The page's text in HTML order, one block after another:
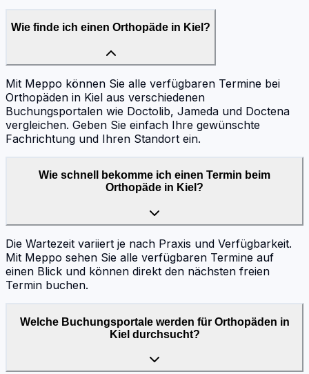
Wie finde ich einen Orthopäde in Kiel?
Mit Meppo können Sie alle verfügbaren Termine bei
Orthopäden in Kiel aus verschiedenen
Buchungsportalen wie Doctolib, Jameda und Doctena
vergleichen. Geben Sie einfach Ihre gewünschte
Fachrichtung und Ihren Standort ein.
Wie schnell bekomme ich einen Termin beim
Orthopäde in Kiel?
Die Wartezeit variiert je nach Praxis und Verfügbarkeit.
Mit Meppo sehen Sie alle verfügbaren Termine auf
einen Blick und können direkt den nächsten freien
Termin buchen.
Welche Buchungsportale werden für Orthopäden in
Kiel durchsucht?